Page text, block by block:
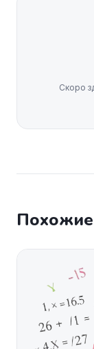
Скоро